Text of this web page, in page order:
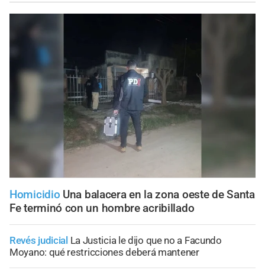
Homicidio Una balacera en la zona oeste de Santa
Fe terminó con un hombre acribillado
Revés judicial La Justicia le dijo que no a Facundo
Moyano: qué restricciones deberá mantener